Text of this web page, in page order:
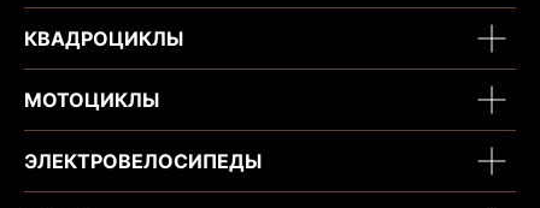
КВАДРОЦИКЛЫ
МОТОЦИКЛЫ
ЭЛЕКТРОВЕЛОСИПЕДЫ